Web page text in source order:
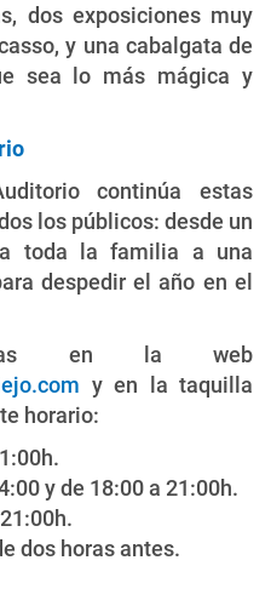
dos exposiciones muy
y una cabalgata de
sea lo más mágica y
continúa estas
los públicos: desde un
toda la familia a una
despedir el año en el
en la web
y en la taquilla
horario:
y de 18:00 a 21:00h.
dos horas antes.